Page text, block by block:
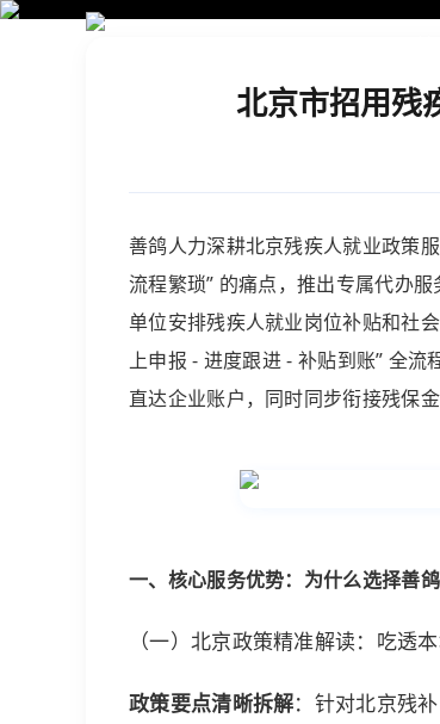
北京市招用残
善鸽人力深耕北京残疾人就业政策
流程繁琐” 的痛点，推出专属代办
单位安排残疾人就业岗位补贴和社
上申报 - 进度跟进 - 补贴到账” 全
直达企业账户，同时同步衔接残保金
一、核心服务优势：为什么选择善
（一）北京政策精准解读：吃透
政策要点清晰拆解：针对北京残